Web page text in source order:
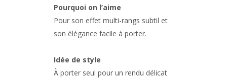
Pourquoi on l’aime
Pour son effet multi-rangs subtil et
son élégance facile à porter.
Idée de style
À porter seul pour un rendu délicat